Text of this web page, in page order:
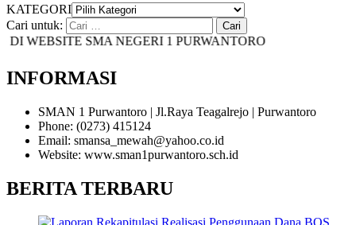
KATEGORI
Cari untuk:
SMA NEGERI 1 PURWANTORO
INFORMASI
SMAN 1 Purwantoro | Jl.Raya Teagalrejo | Purwantoro
Phone: (0273) 415124
Email: smansa_mewah@yahoo.co.id
Website: www.sman1purwantoro.sch.id
BERITA TERBARU